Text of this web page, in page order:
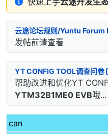
云途论坛规则/Yuntu Forum
发帖前请查看
YT CONFIG TOOL调查问卷
帮助改进和优化YT
YTM32B1ME0 EVB哦...
can